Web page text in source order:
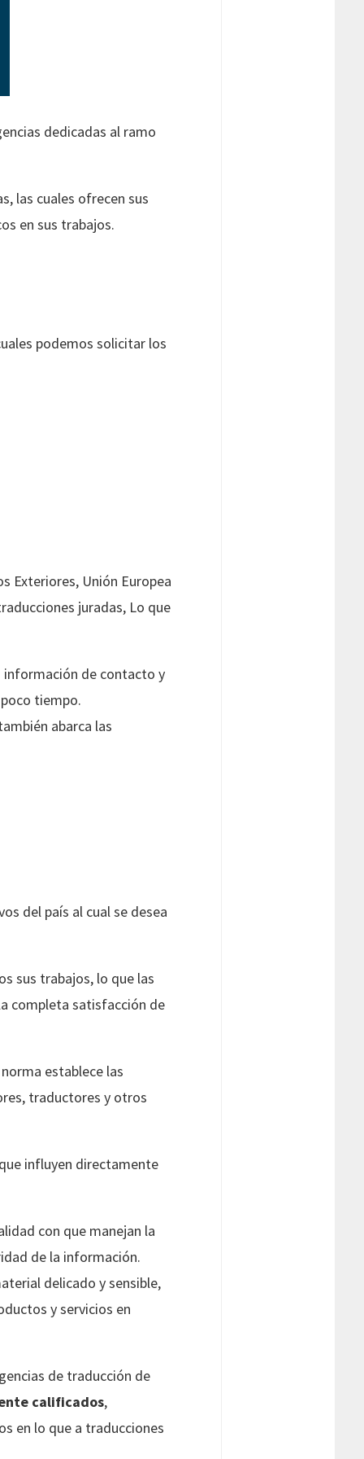
dedicadas al ramo
las cuales ofrecen sus
en sus trabajos.
podemos solicitar los
Exteriores, Unión Europea
juradas, Lo que
de contacto y
tiempo.
abarca las
del país al cual se desea
sus trabajos, lo que las
completa satisfacción de
establece las
traductores y otros
influyen directamente
con que manejan la
de la información.
delicado y sensible,
y servicios en
de traducción de
calificados,
en lo que a traducciones